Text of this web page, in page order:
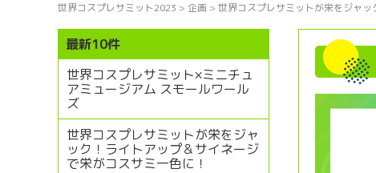
世界コスプレサミット2023 > 企画 > 世界コスプレサミットが栄をジャッ
最新10件
世界コスプレサミット×ミニチュ
アミュージアム スモールワール
ズ
世界コスプレサミットが栄をジャ
ック！ライトアップ＆サイネージ
で栄がコスサミ一色に！